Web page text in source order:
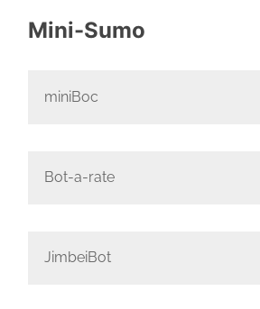
Mini-Sumo
miniBoc
Bot-a-rate
JimbeiBot